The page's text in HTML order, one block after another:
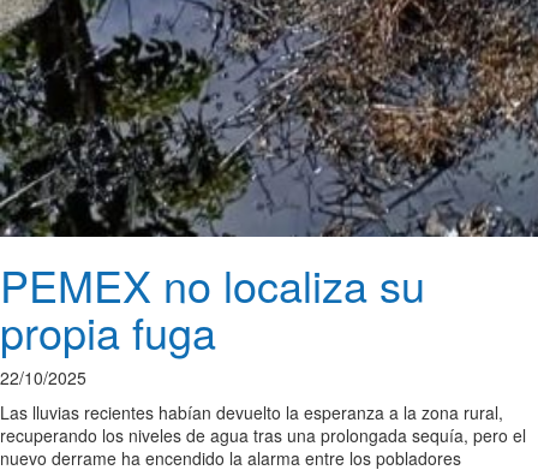
PEMEX no localiza su
propia fuga
22/10/2025
Las lluvias recientes habían devuelto la esperanza a la zona rural,
recuperando los niveles de agua tras una prolongada sequía, pero el
nuevo derrame ha encendido la alarma entre los pobladores